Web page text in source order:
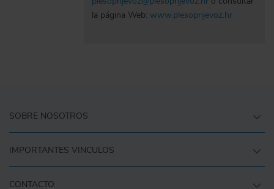
la página Web: www.plesoprijevoz.hr
SOBRE NOSOTROS
IMPORTANTES VINCULOS
CONTACTO